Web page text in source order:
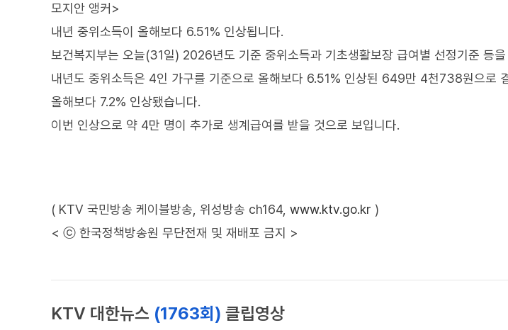
모지안 앵커>
내년 중위소득이 올해보다 6.51% 인상됩니다.
보건복지부는 오늘(31일) 2026년도 기준 중위소득과 기초생활보장 급여별 선정기준 등을
내년도 중위소득은 4인 가구를 기준으로 올해보다 6.51% 인상된 649만 4천738원으로
올해보다 7.2% 인상됐습니다.
이번 인상으로 약 4만 명이 추가로 생계급여를 받을 것으로 보입니다.
( KTV 국민방송 케이블방송, 위성방송 ch164, www.ktv.go.kr )
< ⓒ 한국정책방송원 무단전재 및 재배포 금지 >
KTV 대한뉴스 (1763회) 클립영상